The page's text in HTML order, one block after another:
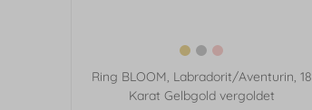
Ring BLOOM, Labradorit/Aventurin, 18
Karat Gelbgold vergoldet